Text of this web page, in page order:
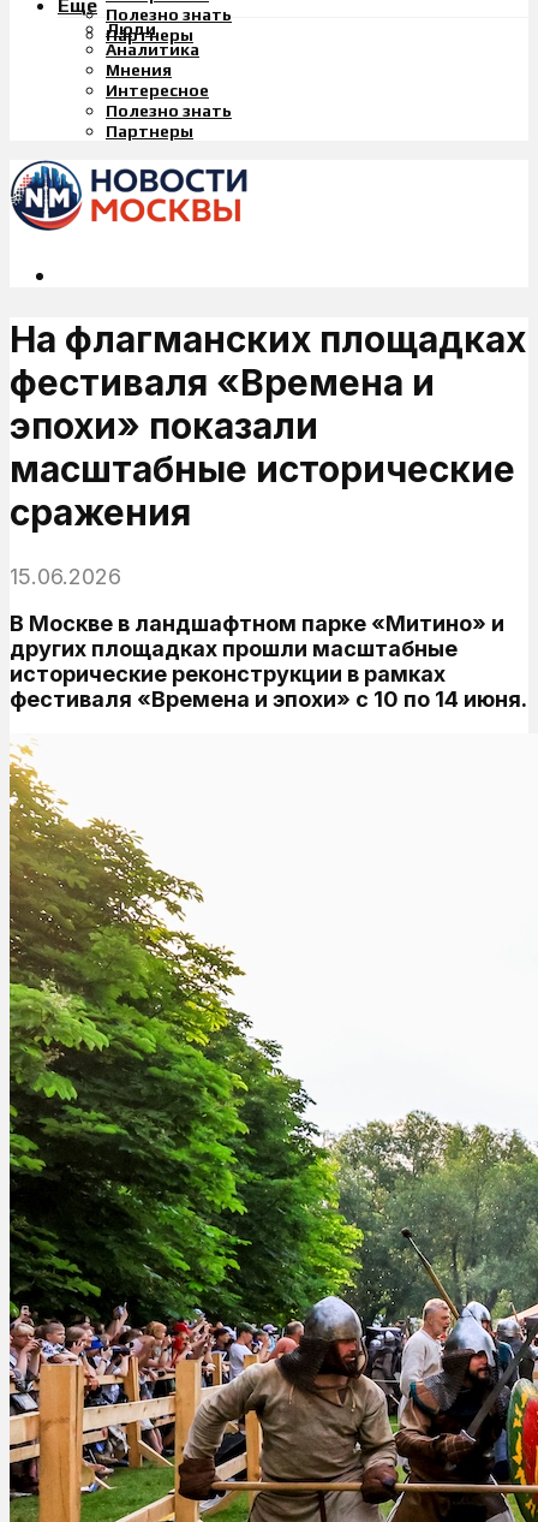
Полезно знать
Партнеры
Еще
Люди
Аналитика
Мнения
Интересное
Полезно знать
Партнеры
На флагманских площадках
фестиваля «Времена и
эпохи» показали
масштабные исторические
сражения
15.06.2026
В Москве в ландшафтном парке «Митино» и
других площадках прошли масштабные
исторические реконструкции в рамках
фестиваля «Времена и эпохи» с 10 по 14 июня.